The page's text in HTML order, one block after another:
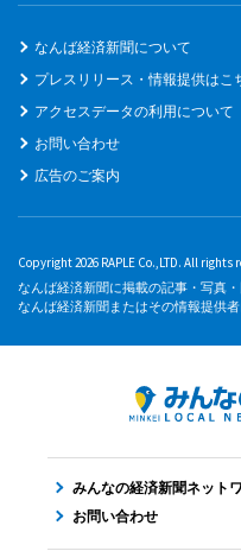
なんば経済新聞について
プレスリリース・情報提供はこ
アクセスデータの利用について
お問い合わせ
広告のご案内
Copyright 2026 RAPLE Co.,LTD. All rights
なんば経済新聞に掲載の記事・写真
なんば経済新聞またはその情報提供者
みんなの経済新聞ネット
お問い合わせ